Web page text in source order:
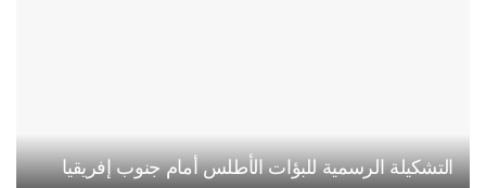
التشكيلة الرسمية للبؤات الأطلس أمام جنوب إفريقيا